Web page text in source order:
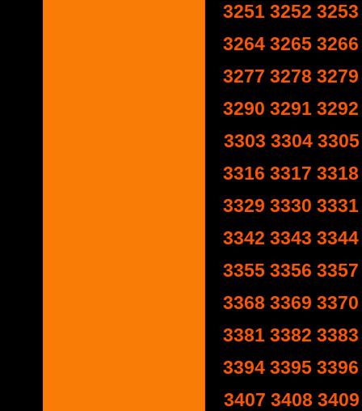
3251 3252 3253
3264 3265 3266
3277 3278 3279
3290 3291 3292
3303 3304 3305
3316 3317 3318
3329 3330 3331
3342 3343 3344
3355 3356 3357
3368 3369 3370
3381 3382 3383
3394 3395 3396
3407 3408 3409